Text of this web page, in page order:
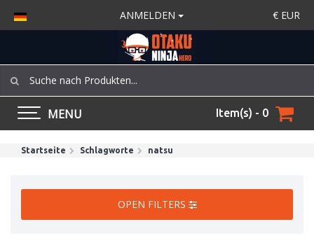
ANMELDEN € EUR
MENU Item(s) - 0
Startseite Schlagworte natsu
OPEN FILTERS